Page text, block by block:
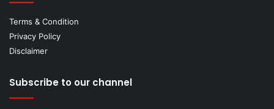
Terms & Condition
Privacy Policy
Disclaimer
Subscribe to our channel